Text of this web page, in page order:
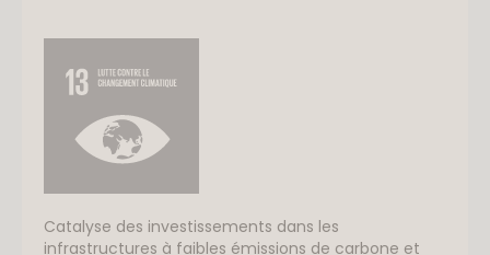
Catalyse des investissements dans les
infrastructures à faibles émissions de carbone et